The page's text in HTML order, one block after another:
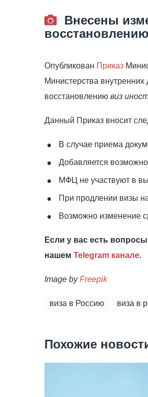
Внесены
Опубликован Приказ
Министерства
восстановлению виз
Данный Приказ вносит
В случае приема
Добавляется
МФЦ не участвуют в
При продлении визы
Возможно изменение
Если у вас есть
нашем Telegram канале.
Image byFreepik
виза в Россию виза в
Похожие